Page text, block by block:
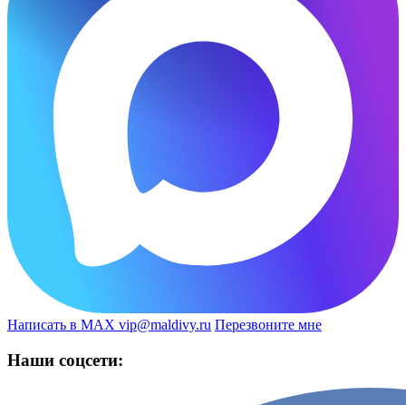
Написать в MAX vip@maldivy.ru Перезвоните мне
Наши соцсети: